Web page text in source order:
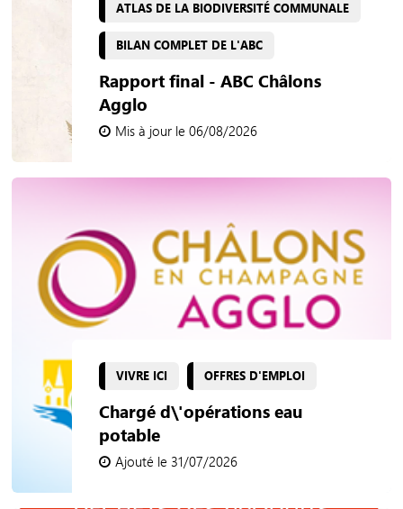
ATLAS DE LA BIODIVERSITÉ COMMUNALE
BILAN COMPLET DE L'ABC
Rapport final - ABC Châlons
Agglo
Mis à jour le 06/08/2026
VIVRE ICI OFFRES D'EMPLOI
Chargé d\'opérations eau
potable
Ajouté le 31/07/2026